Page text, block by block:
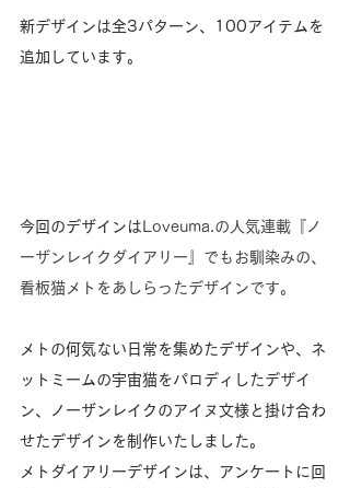
新デザインは全3パターン、100アイテムを
追加しています。
今回のデザインは Loveuma.の人気連載『ノ
ーザンレイクダイアリー』でもお馴染みの、
看板猫メトをあしらったデザインです。
メトの何気ない日常を集めたデザインや、ネ
ットミームの宇宙猫をパロディしたデザイ
ン、ノーザンレイクのアイヌ文様と掛け合わ
せたデザインを制作いたしました。
メトダイアリーデザインは、アンケートに回